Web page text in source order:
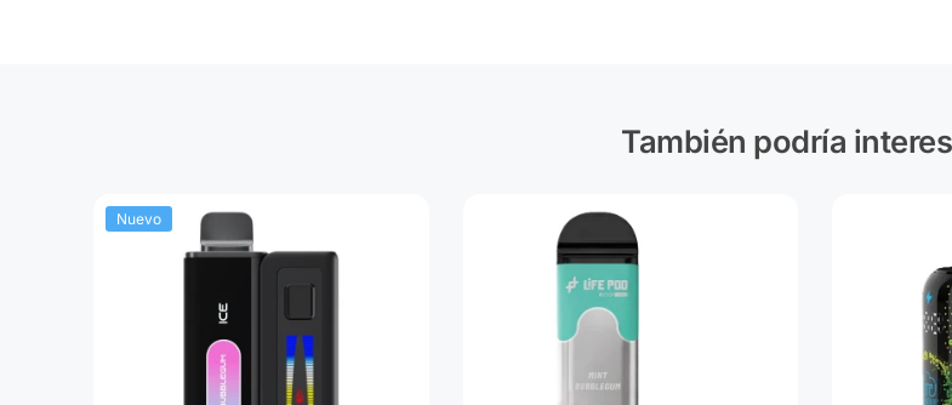
También podría
Nuevo